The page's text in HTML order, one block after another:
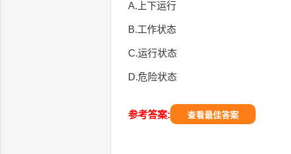
A.上下运行
B.工作状态
C.运行状态
D.危险状态
参考答案: 查看最佳答案